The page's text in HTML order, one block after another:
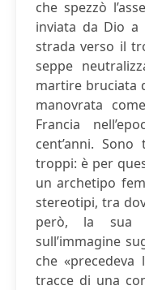
che spezzò
inviata da Dio a
strada verso il
seppe
martire bruciata
manovrata
Francia
cent’anni.
troppi: è per
un archetipo
stereotipi, tra
però, la sua
sull’immagine
che «precedeva
tracce di una